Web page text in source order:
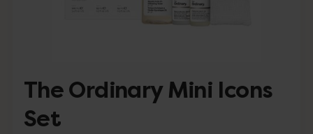
The Ordinary Mini Icons
Set